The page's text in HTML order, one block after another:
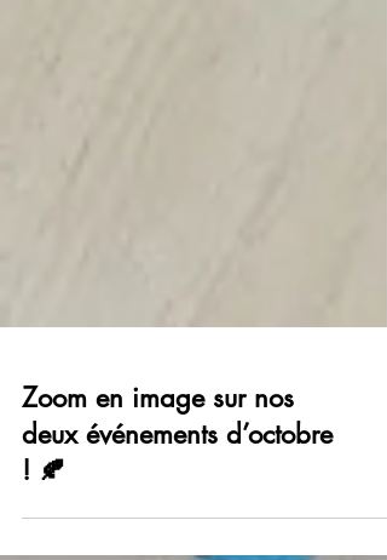
Zoom en image sur nos
deux événements d’octobre
! 🍂